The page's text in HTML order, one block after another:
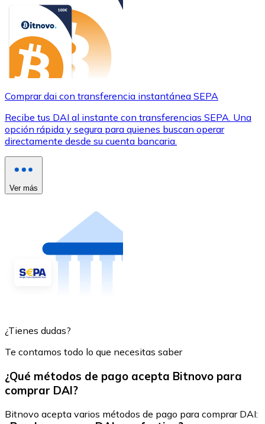
Comprar dai con transferencia instantánea SEPA
Recibe tus DAI al instante con transferencias SEPA. Una
opción rápida y segura para quienes buscan operar
directamente desde su cuenta bancaria.
Ver más
¿Tienes dudas?
Te contamos todo lo que necesitas saber
¿Qué métodos de pago acepta Bitnovo para
comprar DAI?
Bitnovo acepta varios métodos de pago para comprar DAI: